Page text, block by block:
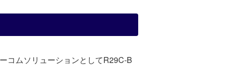
コムソリューションとしてR29C-B